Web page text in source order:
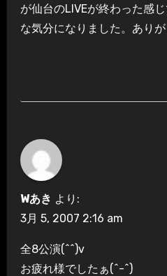
が仙台のLIVEが終わった感
な気分になりました。あり
Wあき より:
3月 5, 2007 2:16 am
全8公演(^^)v
お疲れ様でしたぁ(^-^)